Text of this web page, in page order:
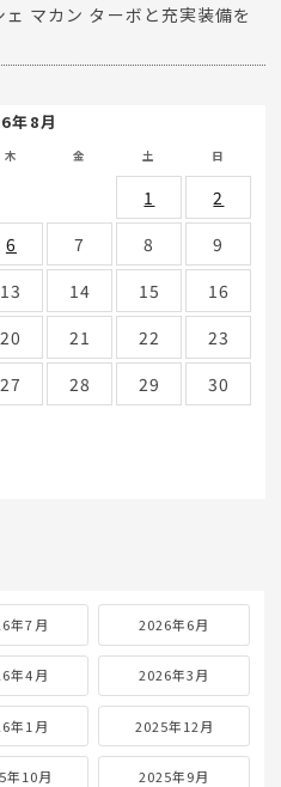
マカン ターボと充実装備を
年8月
木 金 土 日
1
2
6 7 8
9
13 14 15
16
20 21 22
23
27 28 29
30
年7月 2026年6月
年4月 2026年3月
年1月 2025年12月
年10月 2025年9月